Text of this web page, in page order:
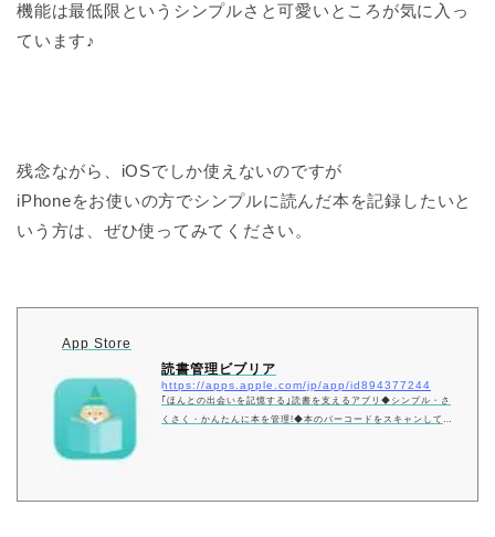
機能は最低限というシンプルさと可愛いところが気に入っ
ています♪
残念ながら、iOSでしか使えないのですが
iPhoneをお使いの方でシンプルに読んだ本を記録したいと
いう方は、ぜひ使ってみてください。
App Store
‎読書管理ビブリア
https://apps.apple.com/jp/app/id894377244
‎｢ほんとの出会いを記憶する｣読書を支えるアプリ◆シンプル・さ
くさく・かんたんに本を管理!◆本のバーコードをスキャンして素